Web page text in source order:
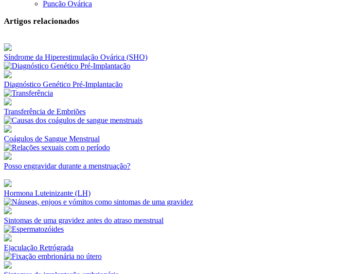
Punção Ovárica
Artigos relacionados
Síndrome da Hiperestimulação Ovárica (SHO)
Diagnóstico Genético Pré-Implantação
Transferência de Embriões
Coágulos de Sangue Menstrual
Posso engravidar durante a menstruação?
Hormona Luteinizante (LH)
Sintomas de uma gravidez antes do atraso menstrual
Ejaculação Retrógrada